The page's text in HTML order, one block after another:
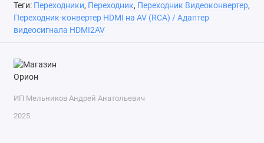
Теги: Переходники, Переходник, Переходник Видеоконвертер,
Переходник-конвертер HDMI на AV (RCA) / Адаптер
видеосигнала HDMI2AV
ИП Мельников Андрей Анатольевич
2025